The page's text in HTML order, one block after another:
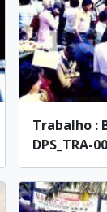
alTrabalho :
DPS_TRA-